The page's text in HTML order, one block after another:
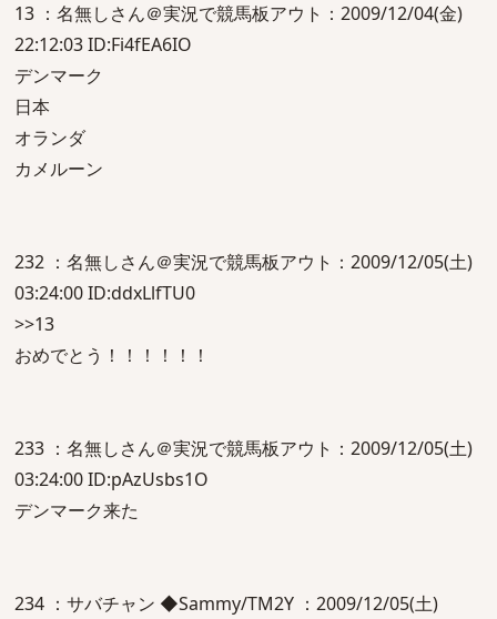
13 ：名無しさん＠実況で競馬板アウト：2009/12/04(金)
22:12:03 ID:Fi4fEA6IO
デンマーク
日本
オランダ
カメルーン
232 ：名無しさん＠実況で競馬板アウト：2009/12/05(土)
03:24:00 ID:ddxLlfTU0
>>13
おめでとう！！！！！！
233 ：名無しさん＠実況で競馬板アウト：2009/12/05(土)
03:24:00 ID:pAzUsbs1O
デンマーク来た
234 ：サバチャン ◆Sammy/TM2Y ：2009/12/05(土)